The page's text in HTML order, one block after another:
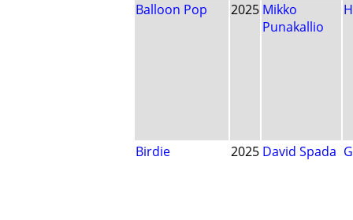
Balloon Pop 2025 Mikko
Punakallio
Birdie 2025 David Spada